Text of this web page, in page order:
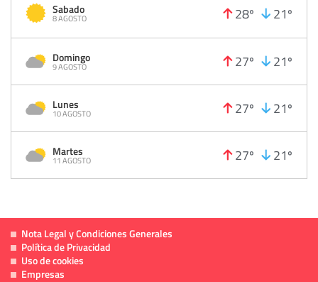
Sabado
8 AGOSTO 28º 21º
Domingo
9 AGOSTO 27º 21º
Lunes
10 AGOSTO 27º 21º
Martes
11 AGOSTO 27º 21º
Nota Legal y Condiciones Generales
Política de Privacidad
Uso de cookies
Empresas